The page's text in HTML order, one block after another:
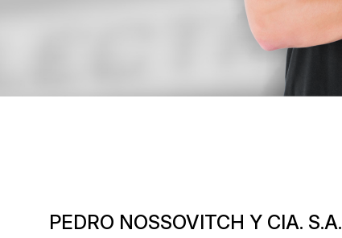
PEDRO NOSSOVITCH Y CIA. S.A.